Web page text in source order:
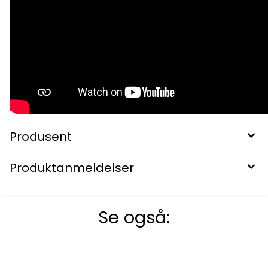
Produsent
Produktanmeldelser
Se også: